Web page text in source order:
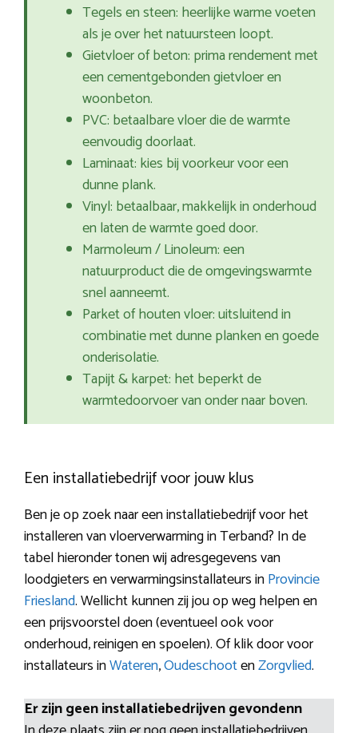
Tegels en steen: heerlijke warme voeten
als je over het natuursteen loopt.
Gietvloer of beton: prima rendement met
een cementgebonden gietvloer en
woonbeton.
PVC: betaalbare vloer die de warmte
eenvoudig doorlaat.
Laminaat: kies bij voorkeur voor een
dunne plank.
Vinyl: betaalbaar, makkelijk in onderhoud
en laten de warmte goed door.
Marmoleum / Linoleum: een
natuurproduct die de omgevingswarmte
snel aanneemt.
Parket of houten vloer: uitsluitend in
combinatie met dunne planken en goede
onderisolatie.
Tapijt & karpet: het beperkt de
warmtedoorvoer van onder naar boven.
Een installatiebedrijf voor jouw klus
Ben je op zoek naar een installatiebedrijf voor het
installeren van vloerverwarming in Terband? In de
tabel hieronder tonen wij adresgegevens van
loodgieters en verwarmingsinstallateurs inProvincie
Friesland. Wellicht kunnen zij jou op weg helpen en
een prijsvoorstel doen (eventueel ook voor
onderhoud, reinigen en spoelen). Of klik door voor
installateurs inWateren,OudeschootenZorgvlied.
Er zijn geen installatiebedrijven gevondenn